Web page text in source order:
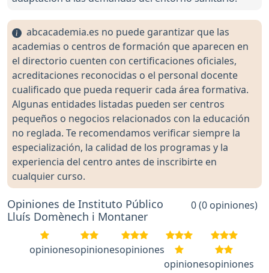
abcacademia.es no puede garantizar que las
academias o centros de formación que aparecen en
el directorio cuenten con certificaciones oficiales,
acreditaciones reconocidas o el personal docente
cualificado que pueda requerir cada área formativa.
Algunas entidades listadas pueden ser centros
pequeños o negocios relacionados con la educación
no reglada. Te recomendamos verificar siempre la
especialización, la calidad de los programas y la
experiencia del centro antes de inscribirte en
cualquier curso.
Opiniones de Instituto Público
Lluís Domènech i Montaner
0 (0 opiniones)
opinionesopinionesopiniones
opinionesopiniones